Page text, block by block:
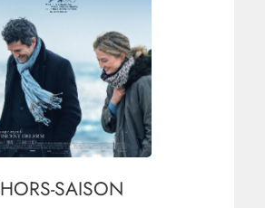
HORS-SAISON